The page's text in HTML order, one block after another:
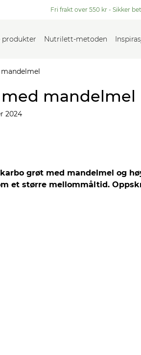
Fri frakt over 550 kr - Sikker
produkter Nutrilett-metoden
mandelmel
2024
grøt med mandelmel og
et større mellommåltid.